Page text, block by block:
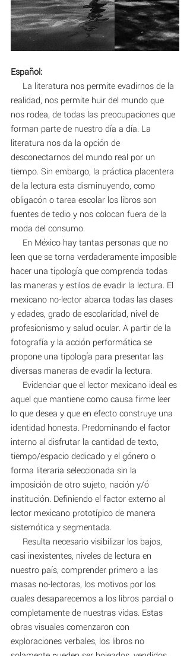
Español:
realidad, nos permite huir del mundo que
nos rodea, de todas las preocupaciones que
forman parte de nuestro día a día. La
literatura nos da la opción de
desconectarnos del mundo real por un
tiempo. Sin embargo, la práctica placentera
de la lectura esta disminuyendo, como
obligacón o tarea escolar los libros son
fuentes de tedio y nos colocan fuera de la
moda del consumo.
leen que se torna verdaderamente imposible
hacer una tipología que comprenda todas
las maneras y estilos de evadir la lectura. El
mexicano no-lector abarca todas las clases
y edades, grado de escolaridad, nivel de
profesionismo y salud ocular. A partir de la
fotografía y la acción performática se
propone una tipología para presentar las
diversas maneras de evadir la lectura.
aquel que mantiene como causa firme leer
lo que desea y que en efecto construye una
identidad honesta. Predominando el factor
interno al disfrutar la cantidad de texto,
tiempo/espacio dedicado y el gónero o
forma literaria seleccionada sin la
imposición de otro sujeto, nación y/ó
institución. Definiendo el factor externo al
lector mexicano prototípico de manera
sistemótica y segmentada.
casi inexistentes, niveles de lectura en
nuestro país, comprender primero a las
masas no-lectoras, los motivos por los
cuales desaparecemos a los libros parcial o
completamente de nuestras vidas. Estas
obras visuales comenzaron con
exploraciones verbales, los libros no